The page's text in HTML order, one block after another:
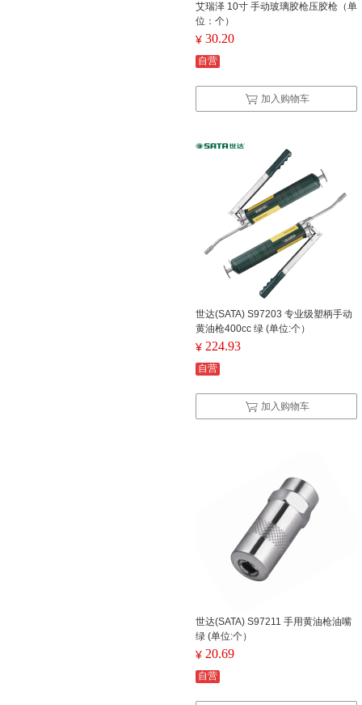
艾瑞泽 10寸 手动玻璃胶枪压胶枪（单
位：个）
¥ 30.20
自营
加入购物车
世达(SATA) S97203 专业级塑柄手动
黄油枪400cc 绿 (单位:个）
¥ 224.93
自营
加入购物车
世达(SATA) S97211 手用黄油枪油嘴
绿 (单位:个）
¥ 20.69
自营